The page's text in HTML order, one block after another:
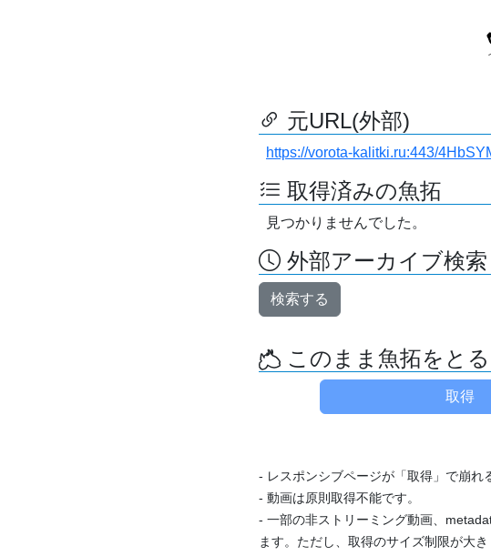
元URL(外部)
https://vorota-kalitki.ru:443/
取得済みの魚拓
見つかりませんでした。
外部アーカイブ検
検索する
このまま魚拓をとる
- レスポンシブページが「取得」で崩れ
- 動画は原則取得不能です。
- 一部の非ストリーミング動画、
ます。ただし、取得のサイズ制限が大